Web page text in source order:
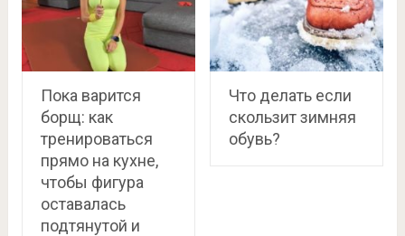
Пока варится
борщ: как
тренироваться
прямо на кухне,
чтобы фигура
оставалась
подтянутой и
Что делать если
скользит зимняя
обувь?